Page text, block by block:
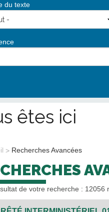
du texte
êtes ici
Recherches Avancées
de votre recherche : 12056